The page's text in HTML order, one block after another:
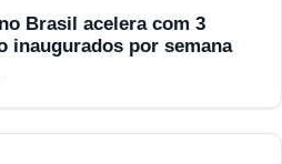
Brasil acelera com 3
inaugurados por semana